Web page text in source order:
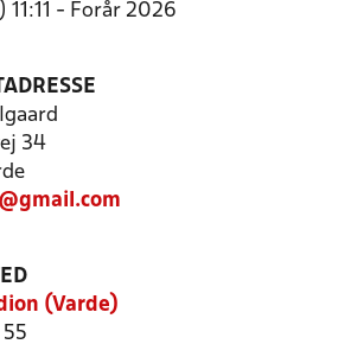
11:11 - Forår 2026
34
(Varde)